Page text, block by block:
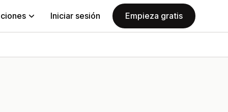
Iniciar sesión Empieza gratis